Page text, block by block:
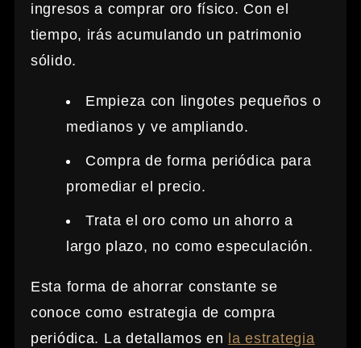
ingresos a comprar oro físico. Con el
tiempo, irás acumulando un patrimonio
sólido.
Empieza con lingotes pequeños o
medianos y ve ampliando.
Compra de forma periódica para
promediar el precio.
Trata el oro como un ahorro a
largo plazo, no como especulación.
Esta forma de ahorrar constante se
conoce como estrategia de compra
periódica. La detallamos en la estrategia